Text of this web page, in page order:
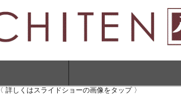
〈 詳しくはスライドショーの画像をタップ 〉